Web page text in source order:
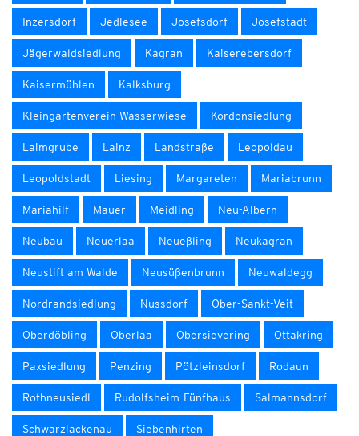
Inzersdorf Jedlesee Josefsdorf Josefstadt
Jägerwaldsiedlung Kagran Kaiserebersdorf
Kaisermühlen Kalksburg
Kleingartenverein Wasserwiese Kordonsiedlung
Laimgrube Lainz Landstraße Leopoldau
Leopoldstadt Liesing Margareten Mariabrunn
Mariahilf Mauer Meidling Neu-Albern
Neubau Neuerlaa Neueßling Neukagran
Neustift am Walde Neusüßenbrunn Neuwaldegg
Nordrandsiedlung Nussdorf Ober-Sankt-Veit
Oberdöbling Oberlaa Obersievering Ottakring
Paxsiedlung Penzing Pötzleinsdorf Rodaun
Rothneusiedl Rudolfsheim-Fünfhaus Salmannsdorf
Schwarzlackenau Siebenhirten